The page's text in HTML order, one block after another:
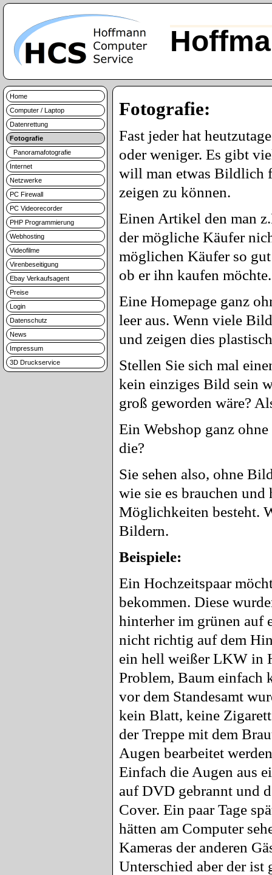
Home
Computer / Laptop
Datenrettung
Fotografie
Panoramafotografie
Internet
Netzwerke
PC Firewall
PC Videorecorder
PHP Programmierung
Webhosting
Videofilme
Virenbeseitigung
Ebay Verkaufsagent
Preise
Login
Datenschutz
News
Impressum
3D Druckservice
Fotografie:
Fast jeder hat
oder weniger. Es gibt
will man etwas Bildlich
zeigen zu können.
Einen Artikel den man
der mögliche Käufer
möglichen Käufer so
ob er ihn kaufen möchte.
Eine Homepage ganz
leer aus. Wenn viele
und zeigen dies
Stellen Sie sich mal
kein einziges Bild sein
groß geworden wäre?
Ein Webshop ganz
die?
Sie sehen also, ohne
wie sie es brauchen
Möglichkeiten besteht.
Bildern.
Beispiele:
Ein Hochzeitspaar
bekommen. Diese
hinterher im grünen auf
nicht richtig auf dem
ein hell weißer LKW in
Problem, Baum einfach
vor dem Standesamt
kein Blatt, keine
der Treppe mit dem
Augen bearbeitet
Einfach die Augen aus
auf DVD gebrannt und
Cover. Ein paar Tage
hätten am Computer
Kameras der anderen
Unterschied aber der ist